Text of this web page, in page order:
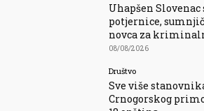
Uhapšen
potjernice,
novca za
08/08/2026
Društvo
Sve više
Crnogorskog